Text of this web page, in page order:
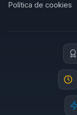
Política de cookies